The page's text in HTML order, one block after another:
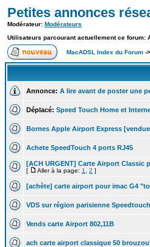
Petites annonces
Modérateur: Modérateurs
Utilisateurs parcourant actuellement ce forum:
MacADSL Index du Forum ->
Annonce: A lire avant de poster une
Déplacé: Speed Touch Home et
Bornes Apple Airport Express
Achete SpeedTouch 4 ports RJ45
[ACH URGENT] Carte Airport Classic
[ Aller à la page: 1 2 ]
[achète] carte airport pour imac G4
VDS sur région parisienne
Vends carte Airport 802,11B
ach carte airport classique 50